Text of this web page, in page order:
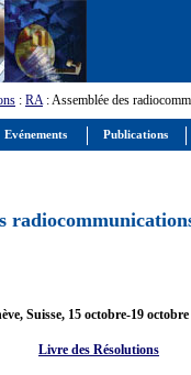
: RA: Assemblée des
Suisse, 15 octobre-19
Livre des Résolutions
Evénements Publications